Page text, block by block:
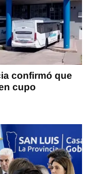
confirmó que
cupo